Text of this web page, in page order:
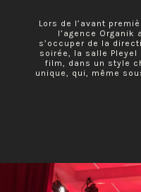
Lors de l’avant
l’agence
s’occuper de la
soirée, la salle Pleyel
film, dans un style
unique, qui, même